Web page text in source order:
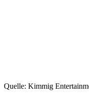
Quelle: Kimmig